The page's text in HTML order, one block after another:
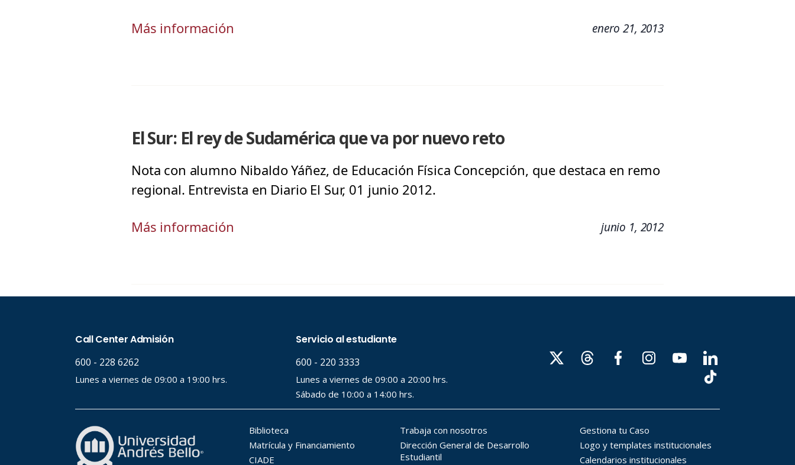
Más información enero 21, 2013
El Sur: El rey de Sudamérica que va por nuevo reto
Nota con alumno Nibaldo Yáñez, de Educación Física Concepción, que destaca en remo
regional. Entrevista en Diario El Sur, 01 junio 2012.
Más información junio 1, 2012